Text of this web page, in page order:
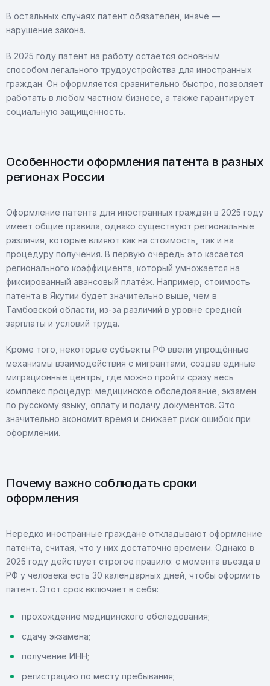
В остальных случаях патент обязателен, иначе —
нарушение закона.
В 2025 году патент на работу остаётся основным
способом легального трудоустройства для иностранных
граждан. Он оформляется сравнительно быстро, позволяет
работать в любом частном бизнесе, а также гарантирует
социальную защищенность.
Особенности оформления патента в разных
регионах России
Оформление патента для иностранных граждан в 2025 году
имеет общие правила, однако существуют региональные
различия, которые влияют как на стоимость, так и на
процедуру получения. В первую очередь это касается
регионального коэффициента, который умножается на
фиксированный авансовый платёж. Например, стоимость
патента в Якутии будет значительно выше, чем в
Тамбовской области, из-за различий в уровне средней
зарплаты и условий труда.
Кроме того, некоторые субъекты РФ ввели упрощённые
механизмы взаимодействия с мигрантами, создав единые
миграционные центры, где можно пройти сразу весь
комплекс процедур: медицинское обследование, экзамен
по русскому языку, оплату и подачу документов. Это
значительно экономит время и снижает риск ошибок при
оформлении.
Почему важно соблюдать сроки
оформления
Нередко иностранные граждане откладывают оформление
патента, считая, что у них достаточно времени. Однако в
2025 году действует строгое правило: с момента въезда в
РФ у человека есть 30 календарных дней, чтобы оформить
патент. Этот срок включает в себя:
прохождение медицинского обследования;
сдачу экзамена;
получение ИНН;
регистрацию по месту пребывания;